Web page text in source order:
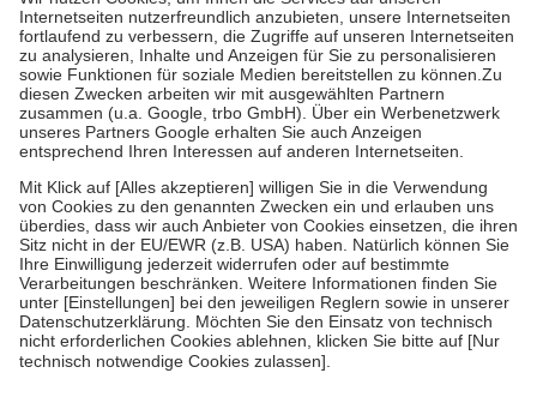
Kosten der Leistung zu entrichten.
Diese Regeln gelten grundsätzlich auch für Online-Apotheken.
Bei Heilmitteln und häuslicher Krankenpflege beträgt die
Zuzahlung zehn Prozent der Kosten sowie zehn Euro je
Verordnung.
Um das Engagement der Versicherten für ihre eigene Gesundheit zu
stärken und die besondere Stellung der Familie zu unterstützen,
fallenkeine Zuzahlungenan bei:
• Kindern und Jugendlichen bis zum vollendeten 18. Lebensjahr
mit Ausnahme der Fahrkosten
• Untersuchungen zur Vorsorge und Früherkennung, die von der
GKV getragen werden
• empfohlenen Schutzimpfungen
• Harn- und Blutteststreifen